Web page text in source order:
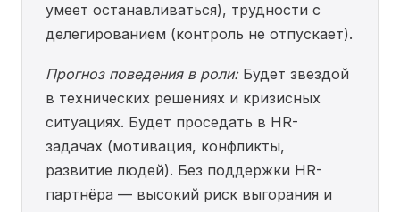
умеет останавливаться), трудности с
делегированием (контроль не отпускает).
Прогноз поведения в роли:Будет звездой
в технических решениях и кризисных
ситуациях. Будет проседать в HR-
задачах (мотивация, конфликты,
развитие людей). Без поддержки HR-
партнёра — высокий риск выгорания и